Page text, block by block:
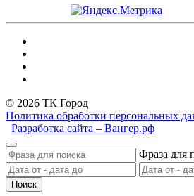
© 2026 ТК Город
Политика обработки персональных
Разработка сайта – Вангер.рф
Фраза для
Поиск